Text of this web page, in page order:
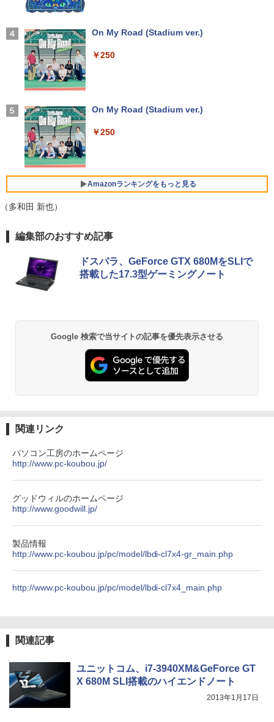
シバつき物件 8 【電子書籍】[ 大森えす ]
￥770
【2026年アップグレード版】AOKIMI ワイヤ
軽量 ブルートゥースHi-Fi 最大36時間再生 ぶ
￥1,964
￥3,480
On My Road (Stadium ver.)
￥250
On My Road (Stadium ver.)
￥250
Amazonランキングをもっと見る
by Amazon 天然水 ラベルレス 500ml ×24本
富士山の天然水 バナジウム含有 水 ミネラル
ウォーター ペットボトル 静岡県産 500ミリリ
ットル (Smart Basic)
【Amazon.co.jp限定】 い・ろ・は・す 2L P
ET ラベルレス ×8本
￥1,112
by Amazon 天然水ラベルレス 2L×9本
￥1,117
【Amazon.co.jp限定】 伊藤園 磨かれて、澄
] [ 水分補給 ]
薬屋のひとりごと 17巻 (デジタル版ビッグガ
ンガンコミックス)
￥770
エース)
クスDIGITAL)
HUNTER×HUNTER モノクロ版 39 (ジャンプ
￥572
版ビッグガンガンコミックス)
（多和田 新也）
編集部のおすすめ記事
ドスパラ、GeForce GTX 680MをSLIで
搭載した17.3型ゲーミングノート
Google 検索で当サイトの記事を優先表示させる
関連リンク
パソコン工房のホームページ
http://www.pc-koubou.jp/
グッドウィルのホームページ
http://www.goodwill.jp/
製品情報
http://www.pc-koubou.jp/pc/model/lbdi-cl7x4-gr_main.php
http://www.pc-koubou.jp/pc/model/lbdi-cl7x4_main.php
関連記事
ユニットコム、i7-3940XM&GeForce GT
X 680M SLI搭載のハイエンドノート
2013年1月17日